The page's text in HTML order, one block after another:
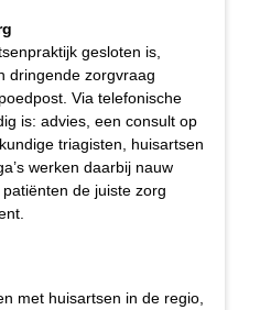
gesloten is,
dringende zorgvraag
Via telefonische
is: advies, een consult op
triagisten, huisartsen
werken daarbij nauw
de juiste zorg
met huisartsen in de regio,